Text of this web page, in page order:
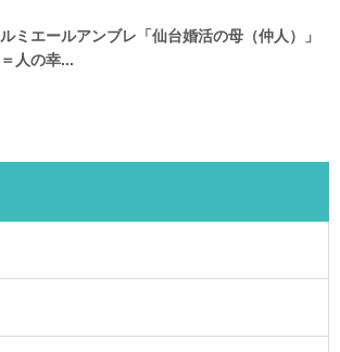
ルミエールアンブレ「仙台婚活の母（仲人）」
＝人の幸...